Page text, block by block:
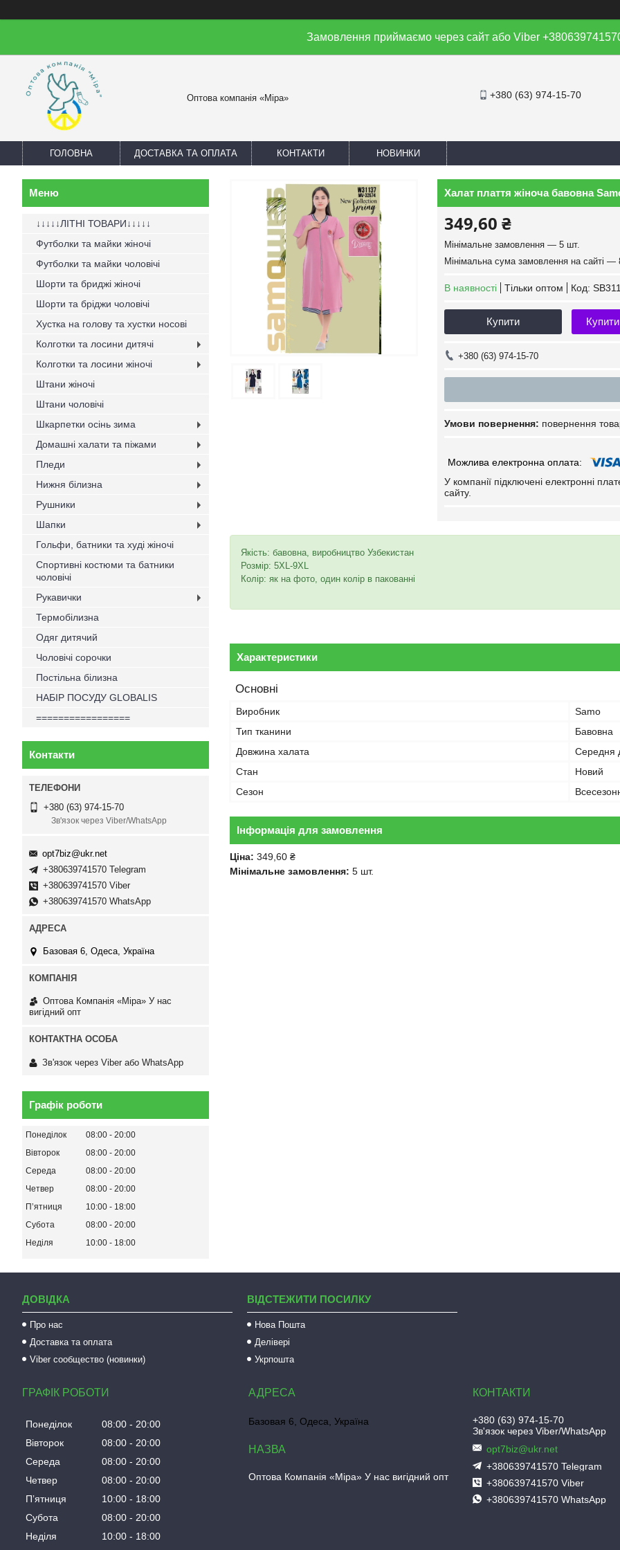
Замовлення приймаємо через сайт або Viber
Оптова компанія «Міра» +380 (63) 974-15-70
ГОЛОВНА ДОСТАВКА ТА ОПЛАТА КОНТАКТИ НОВИНКИ
Халат плаття жіноча бавовна
349,60 ₴
Мінімальне замовлення — 5 шт.
Мінімальна сума замовлення на сайті —
В наявності Тільки оптом Код:
Купити
+380 (63) 974-15-70
повернення
У компанії підключені електронні
сайту.
Якість: бавовна, виробництво Узбекистан
Розмір: 5XL-9XL
Колір: як на фото, один колір в пакованні
Характеристики
Основні
Виробник
Samo
Тип тканини
Бавовна
Довжина халата
Середня
Стан
Новий
Сезон
Інформація для замовлення
Ціна: 349,60 ₴
Мінімальне замовлення: 5 шт.
↓↓↓↓↓ЛІТНІ ТОВАРИ↓↓↓↓↓
Футболки та майки жіночі
Футболки та майки чоловічі
Шорти та бриджі жіночі
Шорти та бріджи чоловічі
Хустка на голову та хустки носові
Колготки та лосини дитячі
Колготки та лосини жіночі
Штани жіночі
Штани чоловічі
Шкарпетки осінь зима
Домашні халати та піжами
Пледи
Нижня білизна
Рушники
Шапки
Гольфи, батники та худі жіночі
Спортивні костюми та батники
чоловічі
Рукавички
Термобілизна
Одяг дитячий
Чоловічі сорочки
Постільна білизна
НАБІР ПОСУДУ GLOBALIS
=================
Контакти
+380 (63) 974-15-70
Зв'язок через Viber/WhatsApp
opt7biz@ukr.net
+380639741570 Telegram
+380639741570 Viber
+380639741570 WhatsApp
Базовая 6, Одеса, Україна
Оптова Компанія «Міра» У нас
вигідний опт
Зв'язок через Viber або WhatsApp
Графік роботи
Понеділок 08:00
20:00
Вівторок
08:00
20:00
Середа
08:00
20:00
Четвер
08:00
20:00
Пʼятниця
10:00
18:00
Субота
08:00
20:00
Неділя
10:00 18:00
ДОВІДКА
Про нас
Доставка та оплата
Viber сообщество (новинки)
ВІДСТЕЖИТИ ПОСИЛКУ
Нова Пошта
Делівері
Укрпошта
ГРАФІК РОБОТИ
Понеділок 08:00
20:00
Вівторок
08:00
20:00
Середа
08:00
20:00
Четвер
08:00
20:00
Пʼятниця
10:00
18:00
Субота
08:00
20:00
Неділя
10:00 18:00
Базовая 6, Одеса, Україна
Оптова Компанія «Міра» У нас вигідний опт
+380 (63) 974-15-70
Зв'язок через Viber/WhatsApp
opt7biz@ukr.net
+380639741570 Telegram
+380639741570 Viber
+380639741570 WhatsApp